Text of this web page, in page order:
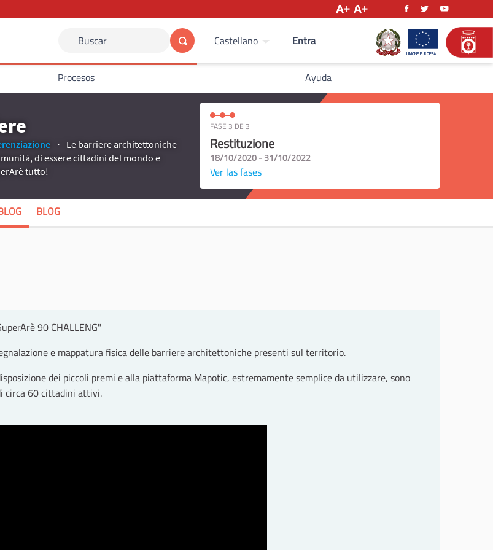
Buscar Castellano Entra
Procesos Ayuda
Le barriere architettoniche
di essere cittadini del mondo e
tutto!
FASE 3 DE 3
Restituzione
18/10/2020 - 31/10/2022
Ver las fases
BLOG
90 CHALLENG"
e mappatura fisica delle barriere architettoniche presenti sul territorio.
dei piccoli premi e alla piattaforma Mapotic, estremamente semplice da utilizzare, sono
circa 60 cittadini attivi.